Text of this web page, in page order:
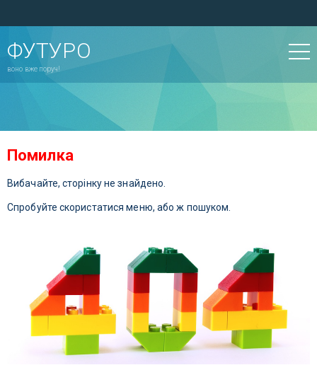
ФУТУРО
воно вже поруч!
Помилка
Вибачайте, сторінку не знайдено.
Спробуйте скористатися меню, або ж пошуком.